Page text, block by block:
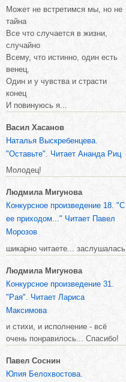
Может не встретимся мы, но не
тайна
Все что случается в жизни,
случайно
Всему, что истинно, один есть
венец,
Один и у чувства и страсти
конец
И повинуюсь я...
Васил Хасанов
Наталья Выскребенцева.
"Оставьте". Читает Ананда Риц
Молодец!
Людмила Мигунова
Конкурсное произведение 18. "С
ее приходом..." Читает Павел
Морозов
шикарно читаете... заслушалась
Людмила Мигунова
Конкурсное произведение 31.
"Рая". Читает Лариса
Максимова
и стихи, и исполнение - всё
очень понравилось... Спасибо!
Павел Соснин
Юлия Белохвостова.